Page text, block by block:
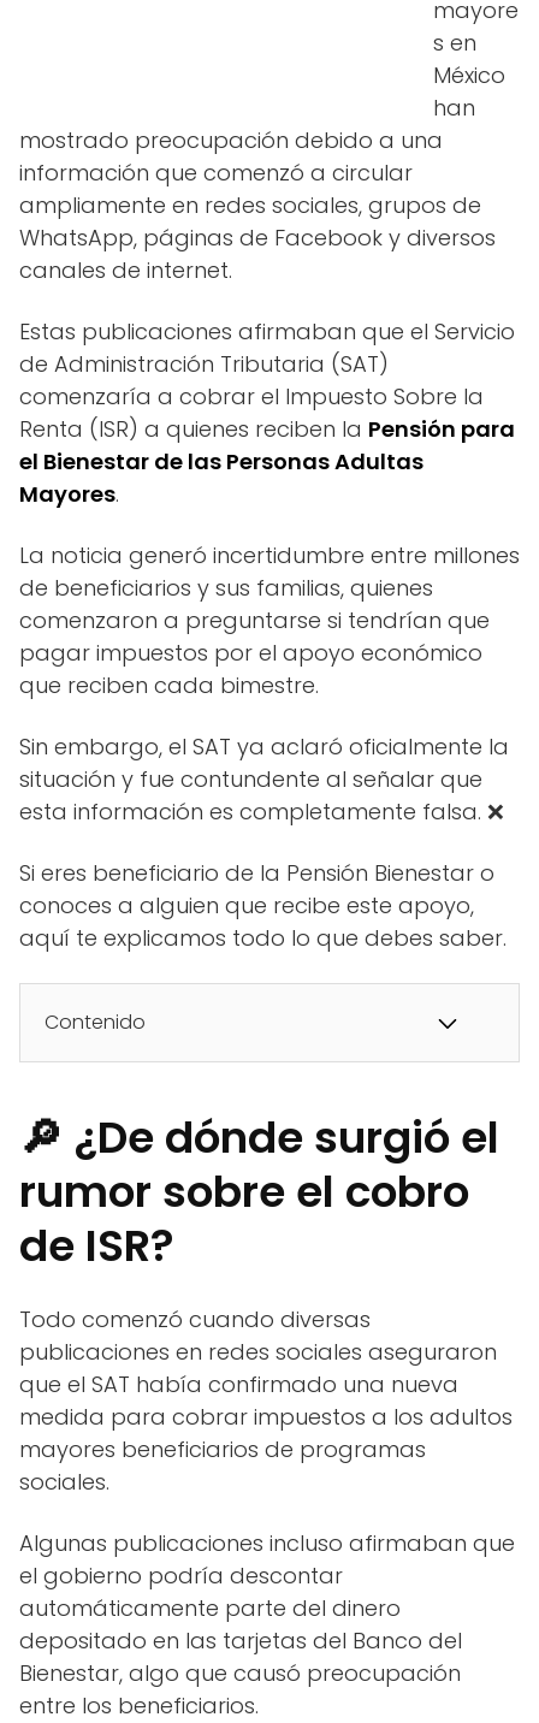
mayore
s en
México
han
mostrado preocupación debido a una
información que comenzó a circular
ampliamente en redes sociales, grupos de
WhatsApp, páginas de Facebook y diversos
canales de internet.
Estas publicaciones afirmaban que el Servicio
de Administración Tributaria (SAT)
comenzaría a cobrar el Impuesto Sobre la
Renta (ISR) a quienes reciben la Pensión para
el Bienestar de las Personas Adultas
Mayores.
La noticia generó incertidumbre entre millones
de beneficiarios y sus familias, quienes
comenzaron a preguntarse si tendrían que
pagar impuestos por el apoyo económico
que reciben cada bimestre.
Sin embargo, el SAT ya aclaró oficialmente la
situación y fue contundente al señalar que
esta información es completamente falsa. ❌
Si eres beneficiario de la Pensión Bienestar o
conoces a alguien que recibe este apoyo,
aquí te explicamos todo lo que debes saber.
Contenido
🔎 ¿De dónde surgió el
rumor sobre el cobro
de ISR?
Todo comenzó cuando diversas
publicaciones en redes sociales aseguraron
que el SAT había confirmado una nueva
medida para cobrar impuestos a los adultos
mayores beneficiarios de programas
sociales.
Algunas publicaciones incluso afirmaban que
el gobierno podría descontar
automáticamente parte del dinero
depositado en las tarjetas del Banco del
Bienestar, algo que causó preocupación
entre los beneficiarios.